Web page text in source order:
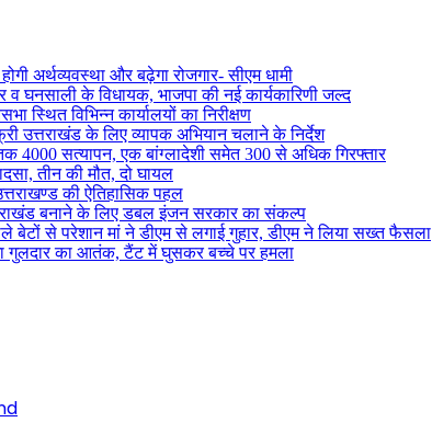
अर्थव्यवस्था और बढ़ेगा रोजगार- सीएम धामी
व घनसाली के विधायक, भाजपा की नई कार्यकारिणी जल्द
स्थित विभिन्न कार्यालयों का निरीक्षण
उत्तराखंड के लिए व्यापक अभियान चलाने के निर्देश
4000 सत्यापन, एक बांग्लादेशी समेत 300 से अधिक गिरफ्तार
तीन की मौत, दो घायल
की ऐतिहासिक पहल
बनाने के लिए डबल इंजन सरकार का संकल्प
बेटों से परेशान मां ने डीएम से लगाई गुहार, डीएम ने लिया सख्त फैसला
गुलदार का आतंक, टैंट में घुसकर बच्चे पर हमला